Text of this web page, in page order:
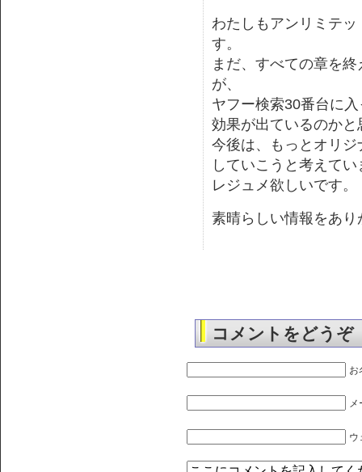
わたしもアンリミテ
す。
まだ、すべての章を
が、
ヤフー検索30番台に
効果が出ているのかと
今後は、もっとオリ
していこうと考えてい
レジュメ欲しいです。
素晴らしい情報をあ
コメントをどうぞ
お
メ
ウ